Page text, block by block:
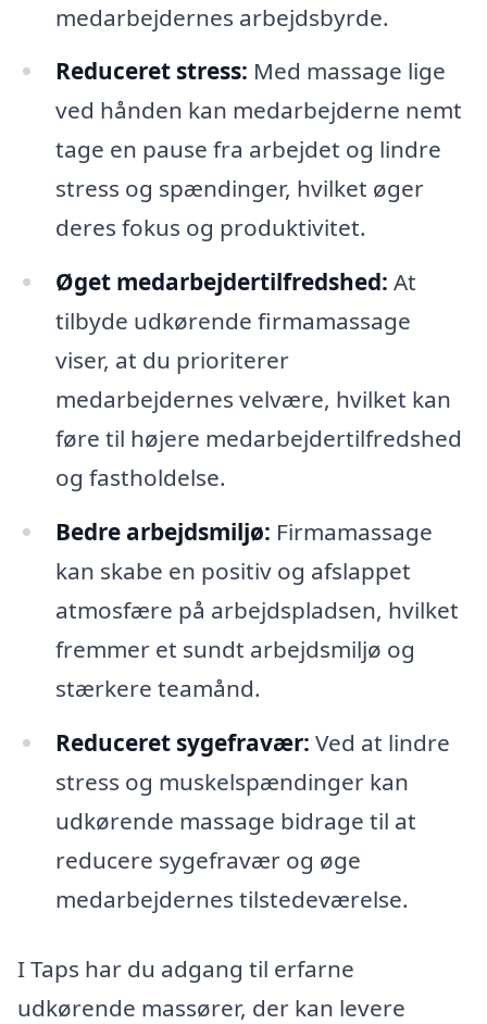
medarbejdernes arbejdsbyrde.
Reduceret stress: Med massage lige
ved hånden kan medarbejderne nemt
tage en pause fra arbejdet og lindre
stress og spændinger, hvilket øger
deres fokus og produktivitet.
Øget medarbejdertilfredshed: At
tilbyde udkørende firmamassage
viser, at du prioriterer
medarbejdernes velvære, hvilket kan
føre til højere medarbejdertilfredshed
og fastholdelse.
Bedre arbejdsmiljø: Firmamassage
kan skabe en positiv og afslappet
atmosfære på arbejdspladsen, hvilket
fremmer et sundt arbejdsmiljø og
stærkere teamånd.
Reduceret sygefravær: Ved at lindre
stress og muskelspændinger kan
udkørende massage bidrage til at
reducere sygefravær og øge
medarbejdernes tilstedeværelse.
I Taps har du adgang til erfarne
udkørende massører, der kan levere